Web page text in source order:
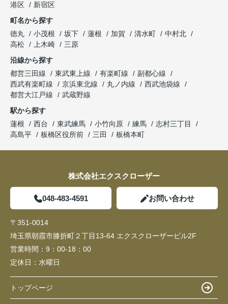
港区
新宿区
町名から探す
徳丸
小茂根 坂下 蓮根 加賀 清水町
中村北
高松
上木崎
三原
沿線から探す
都営三田線
東武東上線 有楽町線
副都心線
西武有楽町線
京浜東北線 丸ノ内線
西武池袋線
都営大江戸線
武蔵野線
駅から探す
蓮根
西台 東武練馬 小竹向原 練馬
志村三丁目
高島平
板橋区役所前 三田 板橋本町
株式会社エクスクローザー
048-483-4591 お問い合わせ
〒351-0014
埼玉県朝霞市膝折町２丁目13-64 エクスクローザービル2F
営業時間： 9：00-18：00
定休日： 水曜日
トップページ